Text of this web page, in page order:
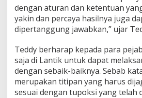
dengan aturan dan ketentuan
yakin dan percaya hasilnya juga
dipertanggung jawabkan,” ujar
Teddy berharap kepada para
saja di Lantik untuk dapat
dengan sebaik-baiknya. Sebab
merupakan titipan yang harus
sesuai dengan tupoksi yang telah